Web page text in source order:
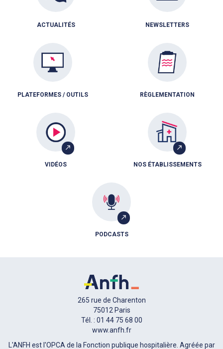
ACTUALITÉS NEWSLETTERS
PLATEFORMES / OUTILS RÈGLEMENTATION
VIDÉOS NOS ÉTABLISSEMENTS
PODCASTS
265 rue de Charenton
75012 Paris
Tél. : 01 44 75 68 00
www.anfh.fr
L'ANFH est l'OPCA de la Fonction publique hospitalière. Agréée par